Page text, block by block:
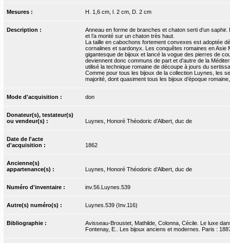
Mesures : H. 1,6 cm, l. 2 cm, D. 2 cm
Description :
Anneau en forme de branches et chaton serti d’un saphir.
et l’a monté sur un chaton très haut.
La taille en cabochons fortement convexes est adoptée
cornalines et sardonyx. Les conquêtes romaines en Asie
gigantesque de bijoux et lancé la vogue des pierres de
deviennent donc communs de part et d’autre de la
utilisé la technique romaine de découpe à jours du
Comme pour tous les bijoux de la collection Luynes, les
majorité, dont quasiment tous les bijoux d’époque
Mode d'acquisition : don
Donateur(s), testateur(s)
ou vendeur(s) :
Luynes, Honoré Théodoric d’Albert, duc de
Date de l'acte
d'acquisition :
1862
Ancienne(s)
appartenance(s) :
Luynes, Honoré Théodoric d’Albert, duc de
Numéro d'inventaire : inv.56.Luynes.539
Autre(s) numéro(s) : Luynes.539 (Inv.116)
Bibliographie :
Avisseau-Broustet, Mathilde, Colonna, Cécile. Le luxe
Fontenay, E.. Les bijoux anciens et modernes. Paris :